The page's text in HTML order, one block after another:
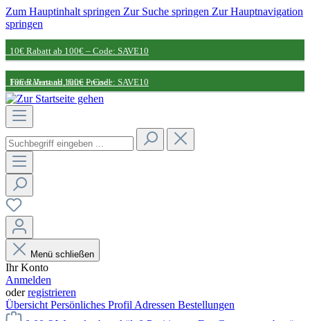
Zum Hauptinhalt springen Zur Suche springen Zur Hauptnavigation
springen
10€ Rabatt ab 100€ – Code: SAVE10
Fairer Versand, faire Preise!
Nachhaltige Partnerschaft
10€ Rabatt ab 100€ – Code: SAVE10
Fairer Versand, faire Preise!
Nachhaltige Partnerschaft
Menü schließen
Ihr Konto
Anmelden
oderregistrieren
Übersicht Persönliches Profil Adressen Bestellungen